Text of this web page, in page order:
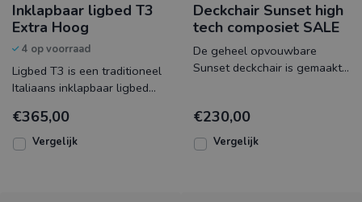
Inklapbaar ligbed T3
Extra Hoog
4 op voorraad
Ligbed T3 is een traditioneel
Italiaans inklapbaar ligbed
makkelijk inste
€365,00
Vergelijk
Deckchair Sunset high
tech composiet SALE
De geheel opvouwbare
Sunset deckchair is gemaakt
€230,00
Vergelijk